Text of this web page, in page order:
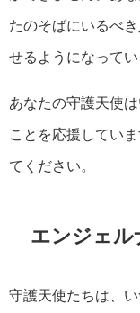
たのそばにいるべ
せるようになってい
あなたの守護天使
ことを応援してい
てください。
エンジェル
守護天使たちは、